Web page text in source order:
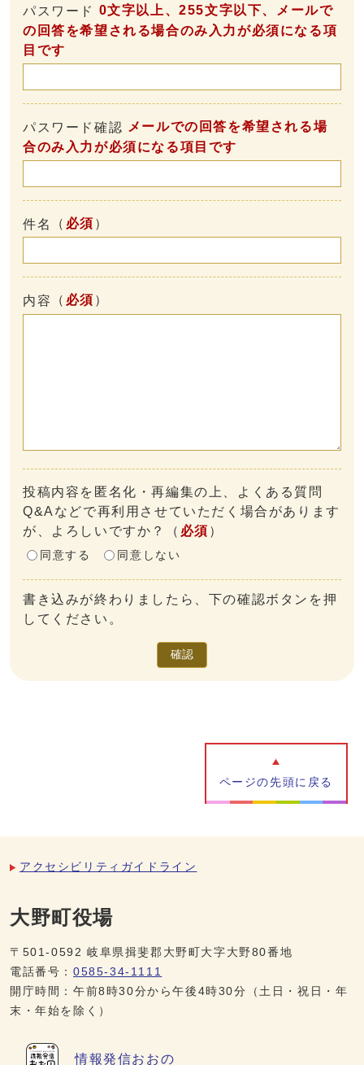
パスワード 0文字以上、255文字以下、メールで
の回答を希望される場合のみ入力が必須になる項
目です
パスワード確認 メールでの回答を希望される場
合のみ入力が必須になる項目です
件名 （ 必須 ）
内容 （ 必須 ）
投稿内容を匿名化・再編集の上、よくある質問
Q&Aなどで再利用させていただく場合があります
が、よろしいですか？
（ 必須 ）
同意する 同意しない
書き込みが終わりましたら、下の確認ボタンを押
してください。
確認
ページの先頭に戻る
アクセシビリティガイドライン
大野町役場
〒501-0592 岐阜県揖斐郡大野町大字大野80番地
電話番号： 0585-34-1111
開庁時間：午前8時30分から午後4時30分（土日・祝日・年
末・年始を除く）
情報発信おおの